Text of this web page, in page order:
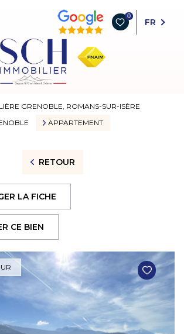
0
FR
GRENOBLE, ROMANS-SUR-ISÈRE
APPARTEMENT
RETOUR
LA FICHE
CE BIEN